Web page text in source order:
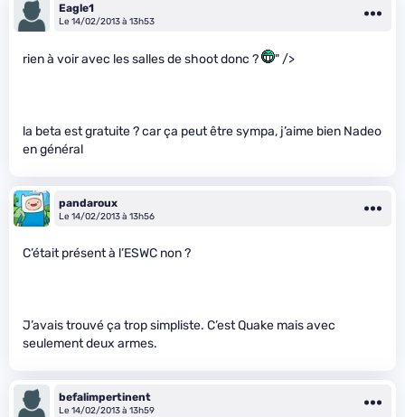
Eagle1
Le 14/02/2013 à 13h53
rien à voir avec les salles de shoot donc ? " />
la beta est gratuite ? car ça peut être sympa, j’aime bien Nadeo
en général
pandaroux
Le 14/02/2013 à 13h56
C’était présent à l’ESWC non ?
J’avais trouvé ça trop simpliste. C’est Quake mais avec
seulement deux armes.
befalimpertinent
Le 14/02/2013 à 13h59